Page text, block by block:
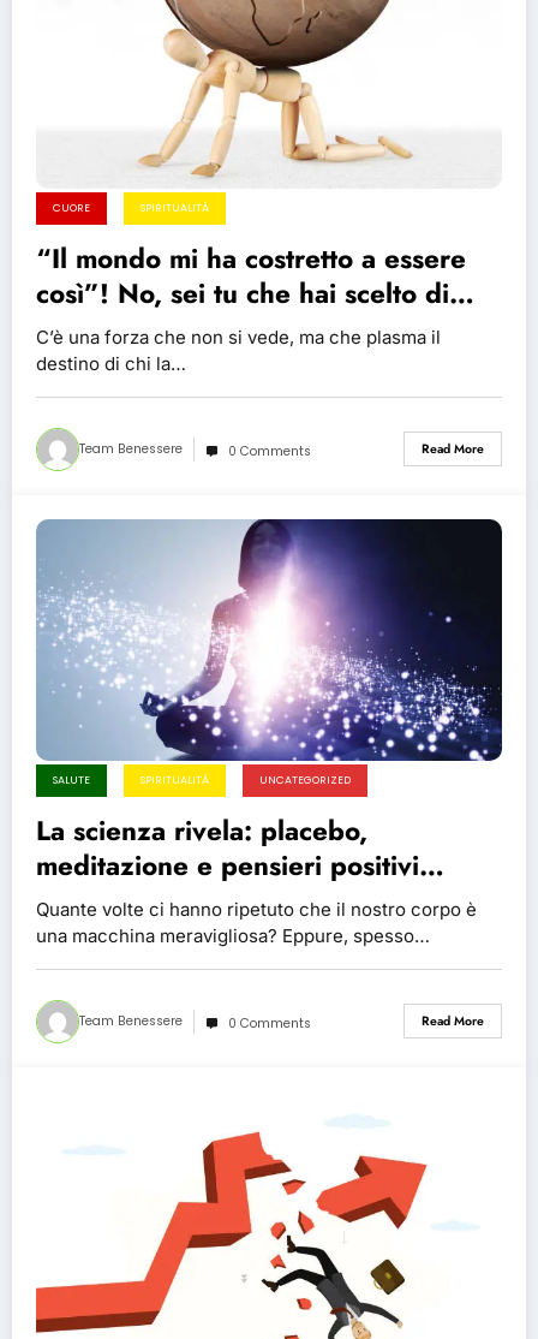
CUORE SPIRITUALITÀ
“Il mondo mi ha costretto a essere
così”! No, sei tu che hai scelto di
diventare così!
C’è una forza che non si vede, ma che plasma il
destino di chi la…
Team Benessere 0 Comments Read More
SALUTE SPIRITUALITÀ UNCATEGORIZED
La scienza rivela: placebo,
meditazione e pensieri positivi
curano davvero!
Quante volte ci hanno ripetuto che il nostro corpo è
una macchina meravigliosa? Eppure, spesso…
Team Benessere 0 Comments Read More